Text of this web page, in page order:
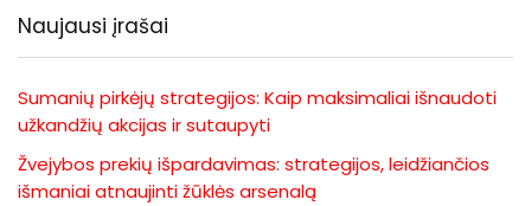
Naujausi įrašai
Sumanių pirkėjų strategijos: Kaip maksimaliai išnaudoti
užkandžių akcijas ir sutaupyti
Žvejybos prekių išpardavimas: strategijos, leidžiančios
išmaniai atnaujinti žūklės arsenalą